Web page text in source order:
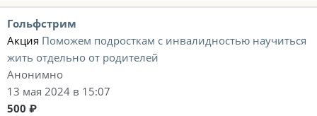
Гольфстрим
Акция Поможем подросткам с инвалидностью научиться
жить отдельно от родителей
Анонимно
13 мая 2024 в 15:07
500 ₽